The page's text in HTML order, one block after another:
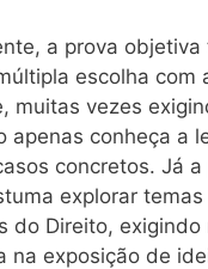
a prova objetiva
escolha com
muitas vezes
apenas conheça a
concretos. Já a
explorar temas
do Direito, exigindo
na exposição de